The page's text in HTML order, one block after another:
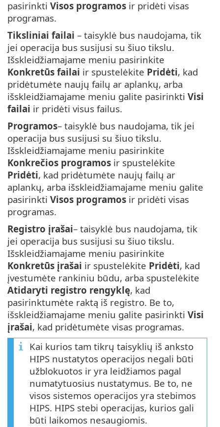
pasirinkti Visos programos ir pridėti visas
programas.
Tiksliniai failai – taisyklė bus naudojama, tik
jei operacija bus susijusi su šiuo tikslu.
Išskleidžiamajame meniu pasirinkite
Konkretūs failai ir spustelėkite Pridėti, kad
pridėtumėte naujų failų ar aplankų, arba
išskleidžiamajame meniu galite pasirinkti Visi
failai ir pridėti visus failus.
Programos– taisyklė bus naudojama, tik jei
operacija bus susijusi su šiuo tikslu.
Išskleidžiamajame meniu pasirinkite
Konkrečios programos ir spustelėkite
Pridėti, kad pridėtumėte naujų failų ar
aplankų, arba išskleidžiamajame meniu galite
pasirinkti Visos programos ir pridėti visas
programas.
Registro įrašai– taisyklė bus naudojama, tik
jei operacija bus susijusi su šiuo tikslu.
Išskleidžiamajame meniu pasirinkite
Konkretūs įrašai ir spustelėkite Pridėti, kad
įvestumėte rankiniu būdu, arba spustelėkite
Atidaryti registro rengyklę, kad
pasirinktumėte raktą iš registro. Be to,
išskleidžiamajame meniu galite pasirinkti Visi
įrašai, kad pridėtumėte visas programas.
Kai kurios tam tikrų taisyklių iš anksto
HIPS nustatytos operacijos negali būti
užblokuotos ir yra leidžiamos pagal
numatytuosius nustatymus. Be to, ne
visos sistemos operacijos yra stebimos
HIPS. HIPS stebi operacijas, kurios gali
būti laikomos nesaugiomis.